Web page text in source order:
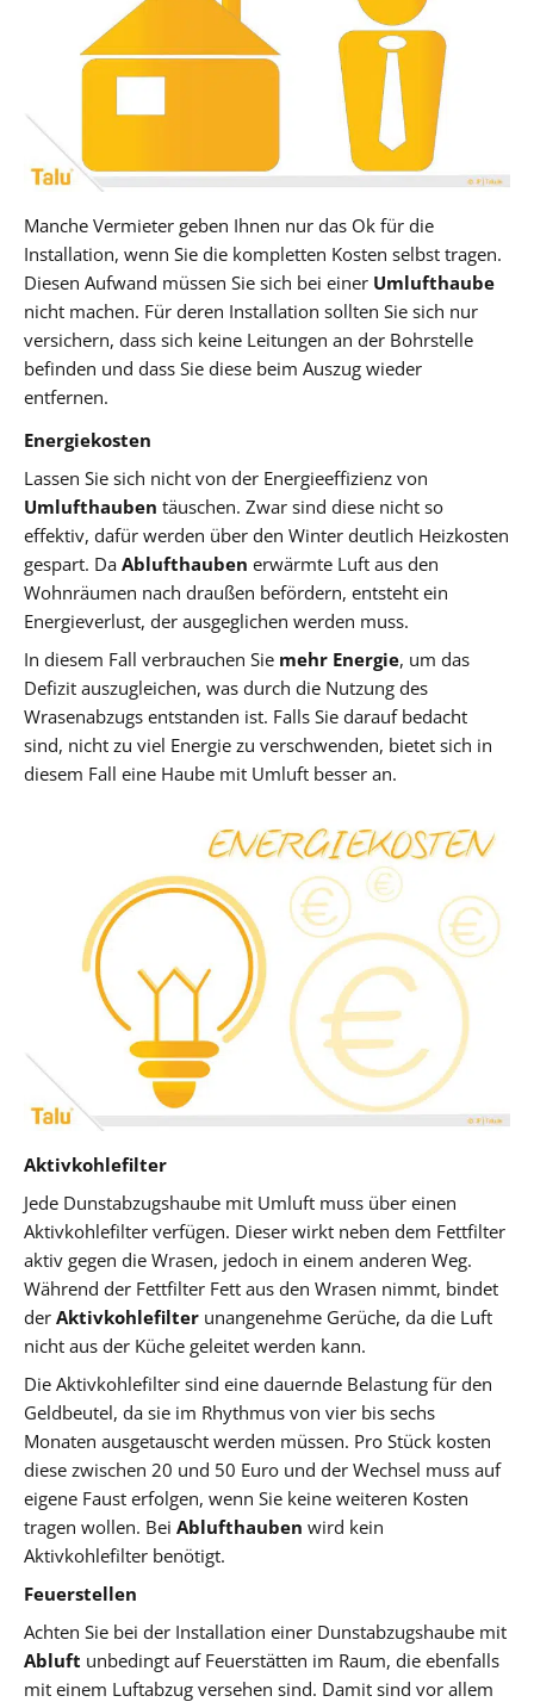
Manche Vermieter geben Ihnen nur das Ok für die
Installation, wenn Sie die kompletten Kosten selbst tragen.
Diesen Aufwand müssen Sie sich bei einer Umlufthaube
nicht machen. Für deren Installation sollten Sie sich nur
versichern, dass sich keine Leitungen an der Bohrstelle
befinden und dass Sie diese beim Auszug wieder
entfernen.
Energiekosten
Lassen Sie sich nicht von der Energieeffizienz von
Umlufthauben täuschen. Zwar sind diese nicht so
effektiv, dafür werden über den Winter deutlich Heizkosten
gespart. Da Ablufthauben erwärmte Luft aus den
Wohnräumen nach draußen befördern, entsteht ein
Energieverlust, der ausgeglichen werden muss.
In diesem Fall verbrauchen Sie mehr Energie, um das
Defizit auszugleichen, was durch die Nutzung des
Wrasenabzugs entstanden ist. Falls Sie darauf bedacht
sind, nicht zu viel Energie zu verschwenden, bietet sich in
diesem Fall eine Haube mit Umluft besser an.
Aktivkohlefilter
Jede Dunstabzugshaube mit Umluft muss über einen
Aktivkohlefilter verfügen. Dieser wirkt neben dem Fettfilter
aktiv gegen die Wrasen, jedoch in einem anderen Weg.
Während der Fettfilter Fett aus den Wrasen nimmt, bindet
der Aktivkohlefilter unangenehme Gerüche, da die Luft
nicht aus der Küche geleitet werden kann.
Die Aktivkohlefilter sind eine dauernde Belastung für den
Geldbeutel, da sie im Rhythmus von vier bis sechs
Monaten ausgetauscht werden müssen. Pro Stück kosten
diese zwischen 20 und 50 Euro und der Wechsel muss auf
eigene Faust erfolgen, wenn Sie keine weiteren Kosten
tragen wollen. Bei Ablufthauben wird kein
Aktivkohlefilter benötigt.
Feuerstellen
Achten Sie bei der Installation einer Dunstabzugshaube mit
Abluft unbedingt auf Feuerstätten im Raum, die ebenfalls
mit einem Luftabzug versehen sind. Damit sind vor allem